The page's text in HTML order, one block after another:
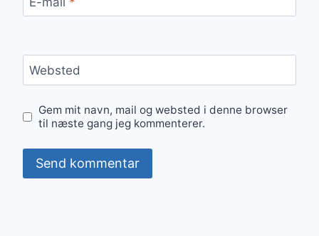
Websted
Gem mit navn, mail og websted i denne browser
til næste gang jeg kommenterer.